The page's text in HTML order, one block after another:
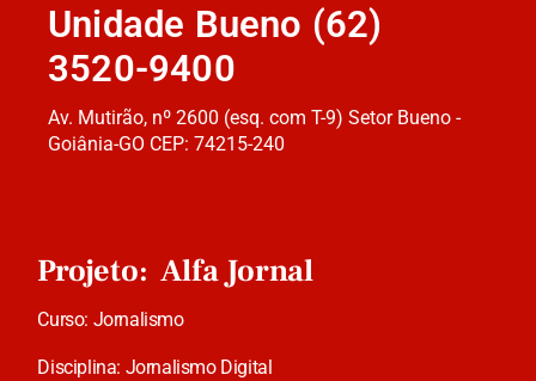
Unidade Bueno (62)
3520-9400
Av. Mutirão, nº 2600 (esq. com T-9) Setor Bueno -
Goiânia-GO CEP: 74215-240
Projeto: Alfa Jornal
Curso: Jornalismo
Disciplina: Jornalismo Digital